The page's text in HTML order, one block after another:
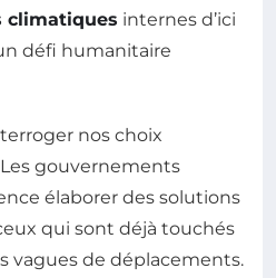
climatiques internes d’ici
défi humanitaire
nos choix
gouvernements
élaborer des solutions
qui sont déjà touchés
vagues de déplacements.